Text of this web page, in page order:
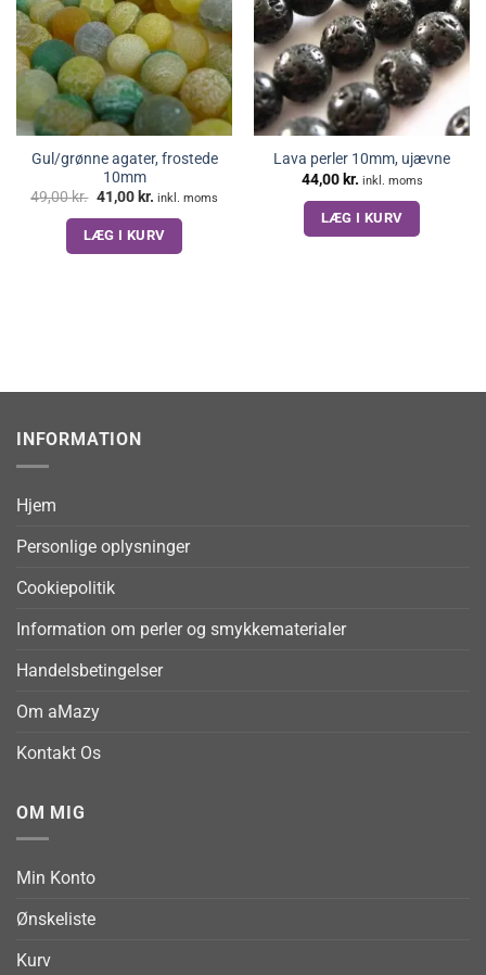
Gul/grønne agater, frostede
10mm
49,00kr. Den
oprindelige
pris
var:
49,00 kr..
41,00 kr. Den
pris
er:
41,00 kr..
inkl. moms
LÆG I KURV
Lava perler 10mm, ujævne
44,00 kr. inkl. moms
LÆG I KURV
INFORMATION
Hjem
Personlige oplysninger
Cookiepolitik
Information om perler og smykkematerialer
Handelsbetingelser
Om aMazy
Kontakt Os
OM MIG
Min Konto
Ønskeliste
Kurv